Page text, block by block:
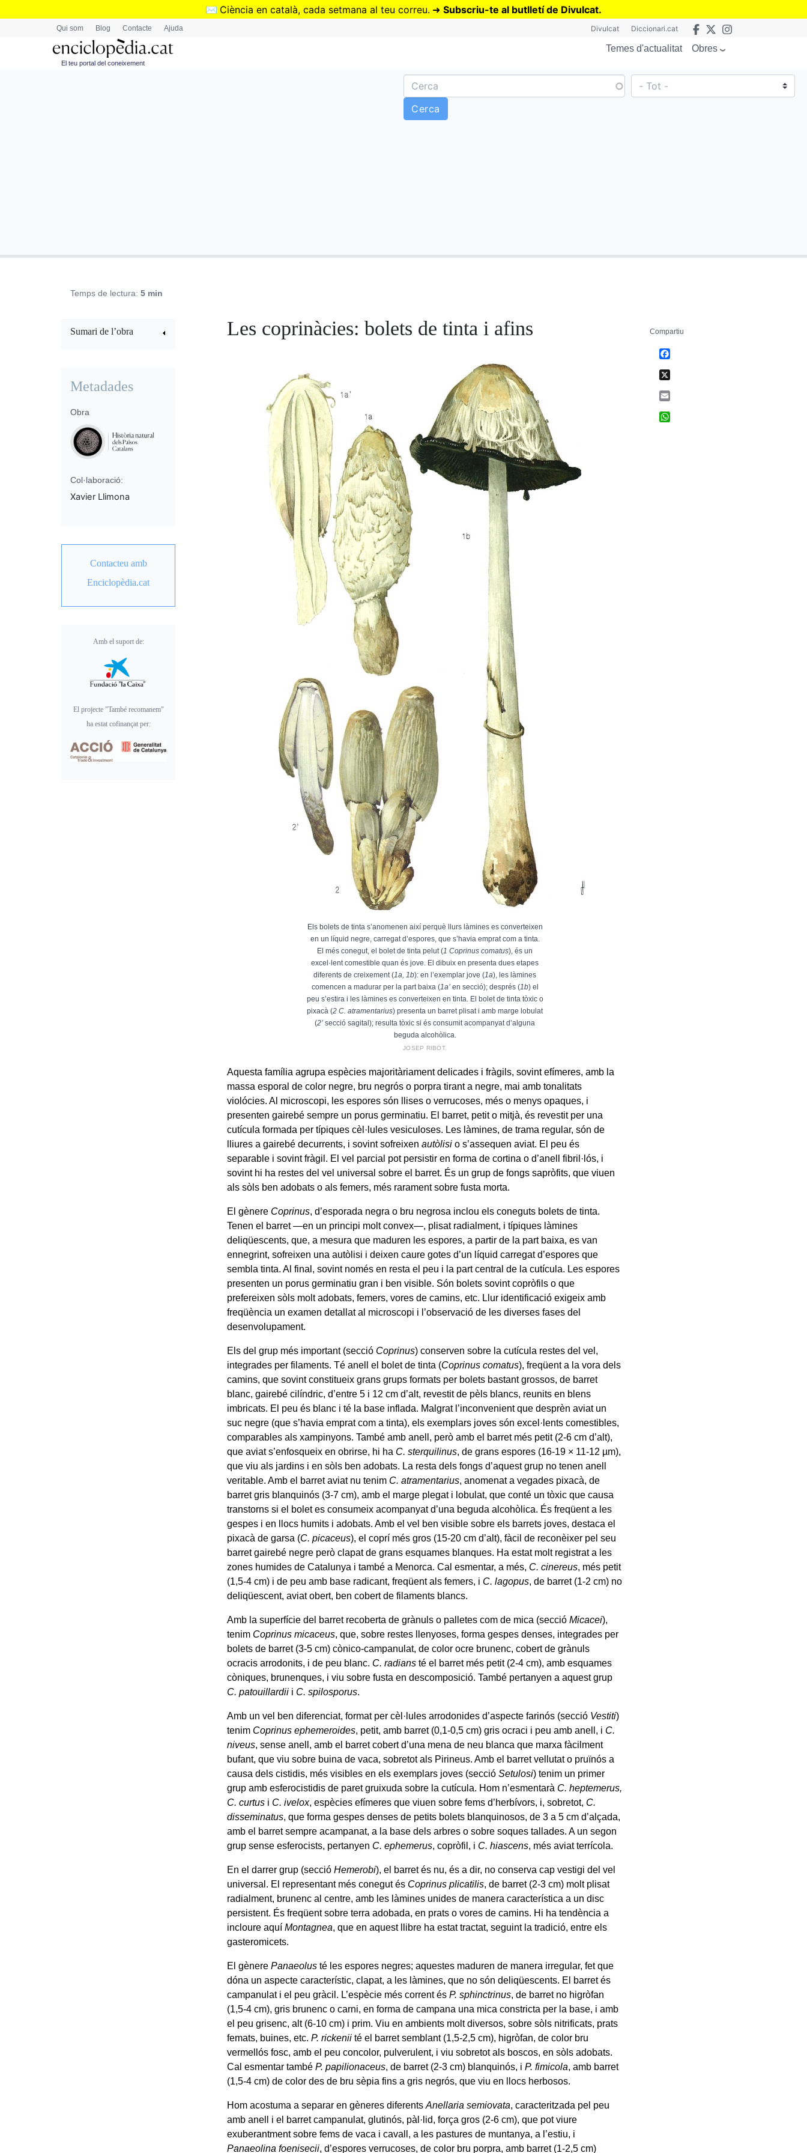
Vés
✉️ Ciència en català, cada setmana al teu correu. ➜ Subscriu-te al butlletí de Divulcat.
Qui som Blog Contacte Ajuda Divulcat Diccionari.cat
El teu portal del coneixement
Temes d'actualitat Obres
Temps de lectura: 5 min
Les coprinàcies: bolets de tinta i afins
Els bolets de tinta s’anomenen així perquè llurs làmines es converteixen
en un líquid negre, carregat d’espores, que s’havia emprat com a tinta.
El més conegut, el bolet de tinta pelut (1 Coprinus comatus), és un
excel·lent comestible quan és jove. El dibuix en presenta dues etapes
diferents de creixement (1a, 1b): en l’exemplar jove (1a), les làmines
comencen a madurar per la part baixa (1a’en secció); després (1b) el
peu s’estira i les làmines es converteixen en tinta. El bolet de tinta tòxic o
pixacà (2 C. atramentarius) presenta un barret plisat i amb marge lobulat
(2’ secció sagital); resulta tòxic si és consumit acompanyat d’alguna
beguda alcohòlica.
JOSEP RIBOT.
Aquesta família agrupa espècies majoritàriament delicades i fràgils, sovint efímeres, amb la
massa esporal de color negre, bru negrós o porpra tirant a negre, mai amb tonalitats
violócies. Al microscopi, les espores són llises o verrucoses, més o menys opaques, i
presenten gairebé sempre un porus germinatiu. El barret, petit o mitjà, és revestit per una
cutícula formada per típiques cèl·lules vesiculoses. Les làmines, de trama regular, són de
lliures a gairebé decurrents, i sovint sofreixenautòlisi o s’assequen aviat. El peu és
separable i sovint fràgil. El vel parcial pot persistir en forma de cortina o d’anell fibril·lós, i
sovint hi ha restes del vel universal sobre el barret. És un grup de fongs sapròfits, que viuen
als sòls ben adobats o als femers, més rarament sobre fusta morta.
El gènere Coprinus, d’esporada negra o bru negrosa inclou els coneguts bolets de tinta.
Tenen el barret —en un principi molt convex—, plisat radialment, i típiques làmines
deliqüescents, que, a mesura que maduren les espores, a partir de la part baixa, es van
ennegrint, sofreixen una autòlisi i deixen caure gotes d’un líquid carregat d’espores que
sembla tinta. Al final, sovint només en resta el peu i la part central de la cutícula. Les espores
presenten un porus germinatiu gran i ben visible. Són bolets sovint copròfils o que
prefereixen sòls molt adobats, femers, vores de camins, etc. Llur identificació exigeix amb
freqüència un examen detallat al microscopi i l’observació de les diverses fases del
desenvolupament.
Els del grup més important (secció Coprinus) conserven sobre la cutícula restes del vel,
integrades per filaments. Té anell el bolet de tinta (Coprinus comatus), freqüent a la vora dels
camins, que sovint constitueix grans grups formats per bolets bastant grossos, de barret
blanc, gairebé cilíndric, d’entre 5 i 12 cm d’alt, revestit de pèls blancs, reunits en blens
imbricats. El peu és blanc i té la base inflada. Malgrat l’inconvenient que desprèn aviat un
suc negre (que s’havia emprat com a tinta), els exemplars joves són excel·lents comestibles,
comparables als xampinyons. També amb anell, però amb el barret més petit (2-6 cm d’alt),
que aviat s’enfosqueix en obrirse, hi ha C. sterquilinus, de grans espores (16-19 × 11-12 µm),
que viu als jardins i en sòls ben adobats. La resta dels fongs d’aquest grup no tenen anell
veritable. Amb el barret aviat nu tenim C. atramentarius, anomenat a vegades pixacà, de
barret gris blanquinós (3-7 cm), amb el marge plegat i lobulat, que conté un tòxic que causa
transtorns si el bolet es consumeix acompanyat d’una beguda alcohòlica. És freqüent a les
gespes i en llocs humits i adobats. Amb el vel ben visible sobre els barrets joves, destaca el
pixacà de garsa (C. picaceus), el coprí més gros (15-20 cm d’alt), fàcil de reconèixer pel seu
barret gairebé negre però clapat de grans esquames blanques. Ha estat molt registrat a les
zones humides de Catalunya i també a Menorca. Cal esmentar, a més, C. cinereus, més petit
(1,5-4 cm) i de peu amb base radicant, freqüent als femers, i C. lagopus, de barret (1-2 cm) no
deliqüescent, aviat obert, ben cobert de filaments blancs.
Amb la superfície del barret recoberta de grànuls o palletes com de mica (seccióMicacei),
tenim Coprinus micaceus, que, sobre restes llenyoses, forma gespes denses, integrades per
bolets de barret (3-5 cm) cònico-campanulat, de color ocre brunenc, cobert de grànuls
ocracis arrodonits, i de peu blanc. C. radians té el barret més petit (2-4 cm), amb esquames
còniques, brunenques, i viu sobre fusta en descomposició. També pertanyen a aquest grup
C. patouillardii i C. spilosporus.
Amb un vel ben diferenciat, format per cèl·lules arrodonides d’aspecte farinós (secció Vestiti)
tenim Coprinus ephemeroides, petit, amb barret (0,1-0,5 cm) gris ocraci i peu amb anell, i C.
niveus, sense anell, amb el barret cobert d’una mena de neu blanca que marxa fàcilment
bufant, que viu sobre buina de vaca, sobretot als Pirineus. Amb el barret vellutat o pruïnós a
causa dels cistidis, més visibles en els exemplars joves (seccióSetulosi) tenim un primer
grup amb esferocistidis de paret gruixuda sobre la cutícula. Hom n’esmentarà C. heptemerus,
C. curtus i C. ivelox, espècies efímeres que viuen sobre fems d’herbívors, i, sobretot, C.
disseminatus, que forma gespes denses de petits bolets blanquinosos, de 3 a 5 cm d’alçada,
amb el barret sempre acampanat, a la base dels arbres o sobre soques tallades. A un segon
grup sense esferocists, pertanyen C. ephemerus, copròfil, i C. hiascens, més aviat terrícola.
En el darrer grup (seccióHemerobi), el barret és nu, és a dir, no conserva cap vestigi del vel
universal. El representant més conegut és Coprinus plicatilis, de barret (2-3 cm) molt plisat
radialment, brunenc al centre, amb les làmines unides de manera característica a un disc
persistent. És freqüent sobre terra adobada, en prats o vores de camins. Hi ha tendència a
incloure aquíMontagnea, que en aquest llibre ha estat tractat, seguint la tradició, entre els
gasteromicets.
El gènerePanaeolus té les espores negres; aquestes maduren de manera irregular, fet que
dóna un aspecte característic, clapat, a les làmines, que no són deliqüescents. El barret és
campanulat i el peu gràcil. L’espècie més corrent ésP. sphinctrinus, de barret no higròfan
(1,5-4 cm), gris brunenc o carni, en forma de campana una mica constricta per la base, i amb
el peu grisenc, alt (6-10 cm) i prim. Viu en ambients molt diversos, sobre sòls nitrificats, prats
femats, buines, etc.P. rickenii té el barret semblant (1,5-2,5 cm), higròfan, de color bru
vermellós fosc, amb el peu concolor, pulverulent, i viu sobretot als boscos, en sòls adobats.
Cal esmentar tambéP. papilionaceus, de barret (2-3 cm) blanquinós, iP. fimicola, amb barret
(1,5-4 cm) de color des de bru sèpia fins a gris negrós, que viu en llocs herbosos.
Hom acostuma a separar en gèneres diferentsAnellaria semiovata, caracteritzada pel peu
amb anell i el barret campanulat, glutinós, pàl·lid, força gros (2-6 cm), que pot viure
exuberantment sobre fems de vaca i cavall, a les pastures de muntanya, a l’estiu, i
Panaeolina foenisecii, d’espores verrucoses, de color bru porpra, amb barret (1-2,5 cm)
Sumari de l’obra
Metadades
Obra
Col·laboració:
Xavier Llimona
Contacteu amb
Enciclopèdia.cat
Amb el suport de:
El projecte "També recomanem"
ha estat cofinançat per:
Compartiu